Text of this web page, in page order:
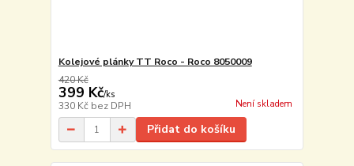
Kolejové plánky TT Roco - Roco 8050009
420 Kč
399 Kč/ks
330 Kč bez DPH Není skladem
Přidat do košíku